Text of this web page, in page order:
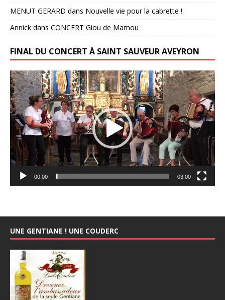
MENUT GERARD dans Nouvelle vie pour la cabrette !
Annick dans CONCERT Giou de Mamou
FINAL DU CONCERT À SAINT SAUVEUR AVEYRON
Lecteur
vidéo
00:00 03:00
UNE GENTIANE ! UNE COUDERC